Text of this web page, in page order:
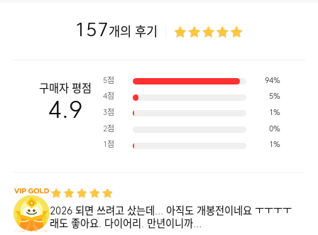
157개의 후기
구매자 평점
4.9
5점 94%
4점 5%
3점 1%
2점 0%
1점 1%
2026 되면 쓰려고 샀는데… 아직도 개봉전이네요 ㅜㅜㅜㅜ
래도 좋아요. 다이어리. 만년이니까…